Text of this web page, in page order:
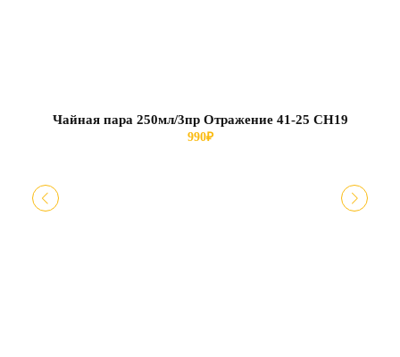
Чайная пара 250мл/3пр Отражение 41-25 СН19
990₽